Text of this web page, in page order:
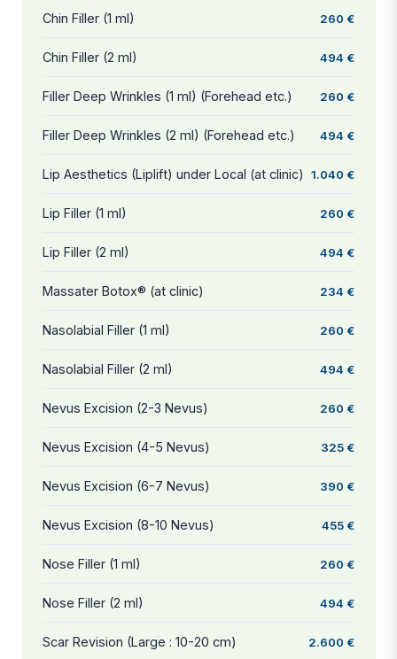
Chin Filler (1 ml) 260 €
Chin Filler (2 ml) 494 €
Filler Deep Wrinkles (1 ml) (Forehead etc.) 260 €
Filler Deep Wrinkles (2 ml) (Forehead etc.) 494 €
Lip Aesthetics (Liplift) under Local (at clinic) 1.040 €
Lip Filler (1 ml) 260 €
Lip Filler (2 ml) 494 €
Massater Botox® (at clinic) 234 €
Nasolabial Filler (1 ml) 260 €
Nasolabial Filler (2 ml) 494 €
Nevus Excision (2-3 Nevus) 260 €
Nevus Excision (4-5 Nevus) 325 €
Nevus Excision (6-7 Nevus) 390 €
Nevus Excision (8-10 Nevus) 455 €
Nose Filler (1 ml) 260 €
Nose Filler (2 ml) 494 €
Scar Revision (Large : 10-20 cm) 2.600 €